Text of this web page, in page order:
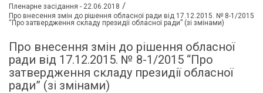
Пленарне засідання - 22.06.2018 /
Про внесення змін до рішення обласної ради від 17.12.2015. № 8-1/2015
“Про затвердження складу президії обласної ради” (зі змінами)
Про внесення змін до рішення обласної
ради від 17.12.2015. № 8-1/2015 “Про
затвердження складу президії обласної
ради” (зі змінами)